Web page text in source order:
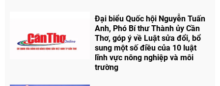
Đại biểu Quốc hội Nguyễn Tuấn
Anh, Phó Bí thư Thành ủy Cần
Thơ, góp ý về Luật sửa đổi, bổ
sung một số điều của 10 luật
lĩnh vực nông nghiệp và môi
trường